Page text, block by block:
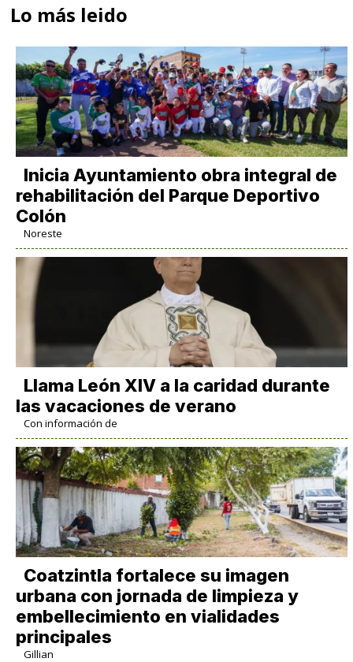
Lo más leido
Inicia Ayuntamiento obra integral de
rehabilitación del Parque Deportivo
Colón
Noreste
Llama León XIV a la caridad durante
las vacaciones de verano
Con información de
Coatzintla fortalece su imagen
urbana con jornada de limpieza y
embellecimiento en vialidades
principales
Gillian